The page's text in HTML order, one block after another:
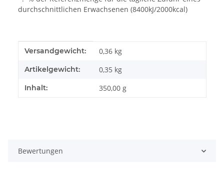
durchschnittlichen Erwachsenen (8400kJ/2000kcal)
Produkteigenschaft
Wert
Versandgewicht: 0,36 kg
Artikelgewicht: 0,35 kg
Inhalt: 350,00 g
Bewertungen